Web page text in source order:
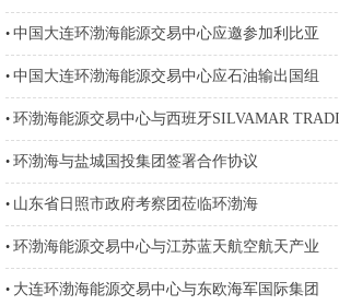
• 中国大连环渤海能源交易中心应邀参加利比亚
• 中国大连环渤海能源交易中心应石油输出国组
• 环渤海能源交易中心与西班牙SILVAMAR TRADI
• 环渤海与盐城国投集团签署合作协议
• 山东省日照市政府考察团莅临环渤海
• 环渤海能源交易中心与江苏蓝天航空航天产业
• 大连环渤海能源交易中心与东欧海军国际集团